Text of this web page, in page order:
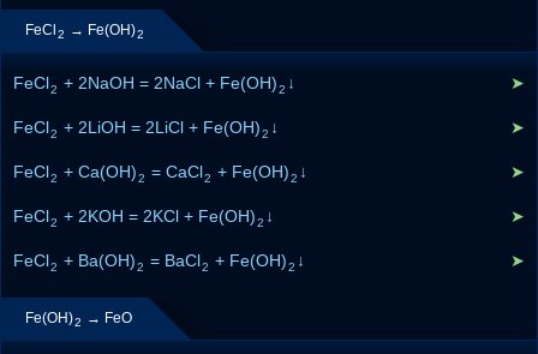
FeCl 2 → Fe(OH)2
FeCl2 + 2NaOH = 2NaCl + Fe(OH)2 ↓ ➤
FeCl2 + 2LiOH = 2LiCl + Fe(OH)2 ↓ ➤
FeCl2 + Ca(OH)2 = CaCl2 + Fe(OH)2 ↓ ➤
FeCl2 + 2KOH = 2KCl + Fe(OH)2 ↓ ➤
FeCl2 + Ba(OH)2 = BaCl2 + Fe(OH)2 ↓ ➤
Fe(OH)2 → FeO